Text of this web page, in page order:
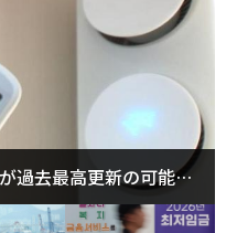
過去最高更新の可能性